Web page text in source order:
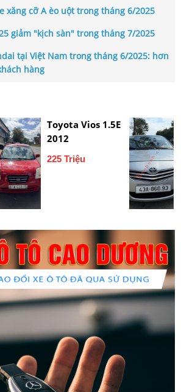
xăng cỡ A èo uột trong tháng 6/2025
giảm "kịch sàn" trong tháng 7/2025
tại Việt Nam trong tháng 6/2025: hơn
hàng
Toyota Vios 1.5E
2012
225 Triệu